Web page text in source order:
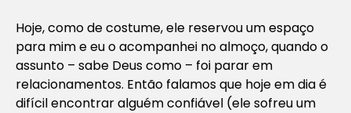
Hoje, como de costume, ele reservou um espaço
para mim e eu o acompanhei no almoço, quando o
assunto – sabe Deus como – foi parar em
relacionamentos. Então falamos que hoje em dia é
difícil encontrar alguém confiável (ele sofreu um